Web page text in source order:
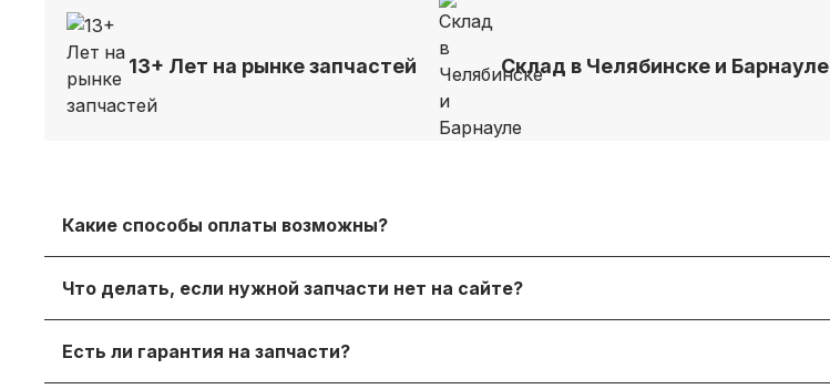
13+ Лет на рынке запчастей Склад в Челябинске и Барнауле
Какие способы оплаты возможны?
онлайн‑оплату.
Что делать, если нужной запчасти нет на сайте?
достойный вариант.
Есть ли гарантия на запчасти?